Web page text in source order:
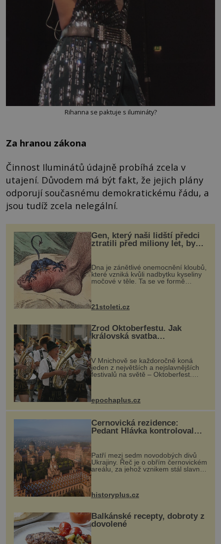
Rihanna se paktuje s ilumináty?
Za hranou zákona
Činnost Iluminátů údajně probíhá zcela v
utajení. Důvodem má být fakt, že jejich plány
odporují současnému demokratickému řádu, a
jsou tudíž zcela nelegální.
Gen, který naši lidští předci
ztratili před miliony let, by
mohl pomoci s léčbou
„nemoci králů“
Dna je zánětlivé onemocnění kloubů,
které vzniká kvůli nadbytku kyseliny
močové v těle. Ta se ve formě
nohou, a způsobuje bole...
21stoleti.cz
Zrod Oktoberfestu. Jak
královská svatba
odstartovala největší pivní
festival světa
V Mnichově se každoročně koná
jeden z největších a nejslavnějších
festivalů na světě – Oktoberfest.
návštěvníků, kteří si vychutnávají
kultur...
epochaplus.cz
Černovická rezidence:
Pedant Hlávka kontroloval
Patří mezi sedm novodobých divů
Ukrajiny. Řeč je o obřím černovickém
areálu, za jehož vznikem stál slavný
český architekt Josef Hlávka. Ten si
na něm dal mimořádně záležet. Jeho
stavební plány by při ...
historyplus.cz
Balkánské recepty, dobroty z
dovolené